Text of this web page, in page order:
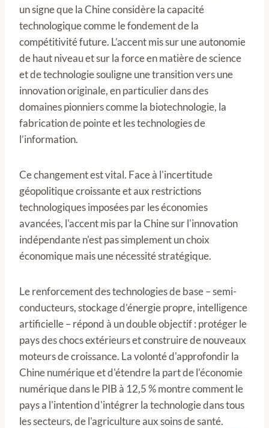
un signe que la Chine considère la capacité
technologique comme le fondement de la
compétitivité future. L’accent mis sur une autonomie
de haut niveau et sur la force en matière de science
et de technologie souligne une transition vers une
innovation originale, en particulier dans des
domaines pionniers comme la biotechnologie, la
fabrication de pointe et les technologies de
l’information.
Ce changement est vital. Face à l'incertitude
géopolitique croissante et aux restrictions
technologiques imposées par les économies
avancées, l'accent mis par la Chine sur l'innovation
indépendante n'est pas simplement un choix
économique mais une nécessité stratégique.
Le renforcement des technologies de base – semi-
conducteurs, stockage d’énergie propre, intelligence
artificielle – répond à un double objectif : protéger le
pays des chocs extérieurs et construire de nouveaux
moteurs de croissance. La volonté d'approfondir la
Chine numérique et d'étendre la part de l'économie
numérique dans le PIB à 12,5 % montre comment le
pays a l'intention d'intégrer la technologie dans tous
les secteurs, de l'agriculture aux soins de santé.